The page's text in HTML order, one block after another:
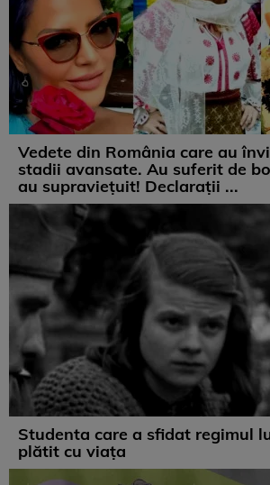
Vedete din România care au
stadii avansate. Au suferit de
au supravieţuit! Declarații ...
Studenta care a sfidat regimul
plătit cu viața